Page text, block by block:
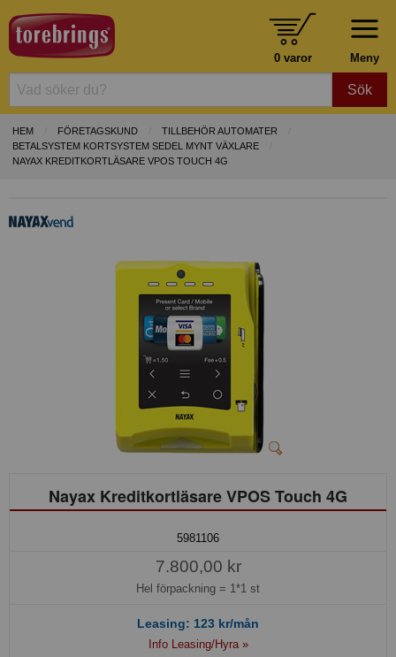
Meny
0 varor
Sök
HEM FÖRETAGSKUND
TILLBEHÖR AUTOMATER
BETALSYSTEM KORTSYSTEM SEDEL MYNT VÄXLARE
NAYAX KREDITKORTLÄSARE VPOS TOUCH 4G
Nayax Kreditkortläsare VPOS Touch 4G
5981106
7.800,00 kr
Hel förpackning = 1*1 st
Leasing: 123 kr/mån
Info Leasing/Hyra »